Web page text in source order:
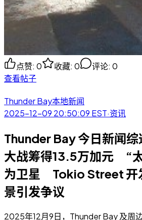
点赞: 0 收藏: 0 评论: 0
查看帖子
Thunder Bay本地新闻
2025-12-09 20:50:09 EST·资讯
Thunder Bay 今日新闻
大战筹得13.5万加元 “
为卫星 Tokio Street 开
景引发争议
2025年12月9日，Thunder Bay 及周